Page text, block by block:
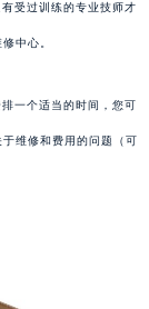
受过训练的专业技师才
中心。
一个适当的时间，您可
维修和费用的问题（可